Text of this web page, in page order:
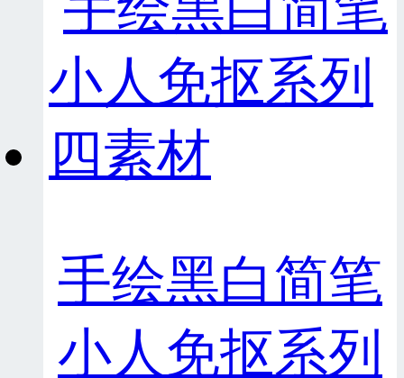
手绘黑白简笔
小人免抠系列